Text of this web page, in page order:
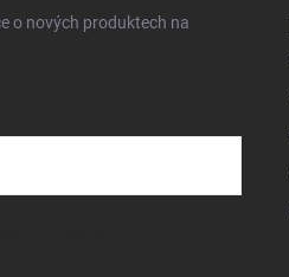
o nových produktech na